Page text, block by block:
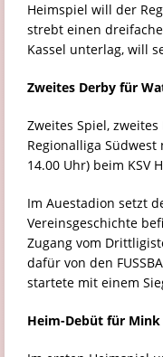
Heimspiel will der
strebt einen
Kassel unterlag, will
Zweites Derby für
Zweites Spiel,
Regionalliga Südwest
14.00 Uhr) beim KSV
Im Auestadion setzt
Vereinsgeschichte
Zugang vom
dafür von den
startete mit einem
Heim-Debüt für